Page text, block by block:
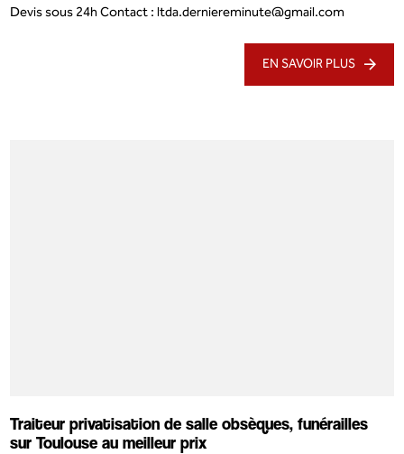
Devis sous 24h Contact : ltda.derniereminute@gmail.com
EN SAVOIR PLUS
Traiteur privatisation de salle obsèques, funérailles
sur Toulouse au meilleur prix